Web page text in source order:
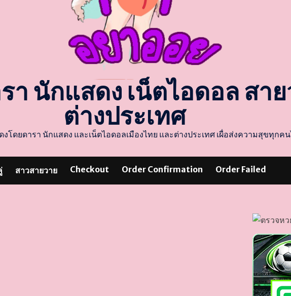
า นักแสดง เน็ตไอดอล สา
ต่างประเทศ
โดยดารา นักแสดง และเน็ตไอดอลเมืองไทย และต่างประเทศ เผื่อส่งความสุขทุก
สาวสายวาย Checkout Order Confirmation Order Failed